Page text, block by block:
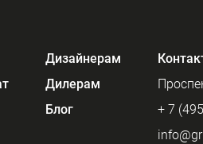
Дизайнерам
Дилерам
Блог
+ 7